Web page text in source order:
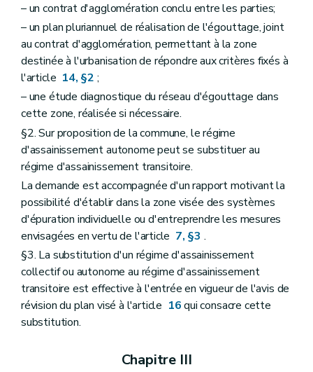
– un contrat d'agglomération conclu entre les parties;
– un plan pluriannuel de réalisation de l'égouttage, joint
au contrat d'agglomération, permettant à la zone
destinée à l'urbanisation de répondre aux critères fixés à
l'article 14, §2 ;
– une étude diagnostique du réseau d'égouttage dans
cette zone, réalisée si nécessaire.
§2. Sur proposition de la commune, le régime
d'assainissement autonome peut se substituer au
régime d'assainissement transitoire.
La demande est accompagnée d'un rapport motivant la
possibilité d'établir dans la zone visée des systèmes
d'épuration individuelle ou d'entreprendre les mesures
envisagées en vertu de l'article 7, §3 .
§3. La substitution d'un régime d'assainissement
collectif ou autonome au régime d'assainissement
transitoire est effective à l'entrée en vigueur de l'avis de
révision du plan visé à l'article 16qui consacre cette
substitution.
Chapitre III